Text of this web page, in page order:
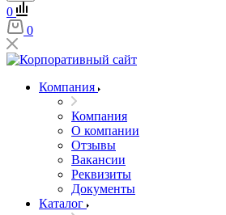
0
0
Компания
Компания
О компании
Отзывы
Вакансии
Реквизиты
Документы
Каталог